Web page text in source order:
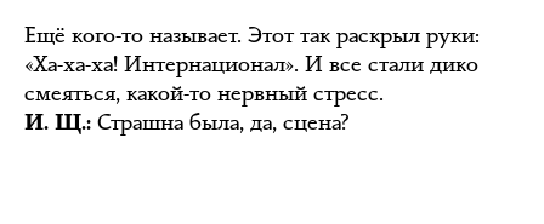
Ещё кого-то называет. Этот так раскрыл руки:
«Ха-ха-ха! Интернационал». И все стали дико
смеяться, какой-то нервный стресс.
И. Щ.: Страшна была, да, сцена?